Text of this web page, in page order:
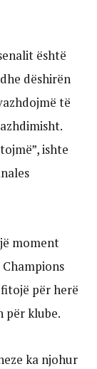
është
dëshirën
të
ishte
moment
për herë
për klube.
ka njohur